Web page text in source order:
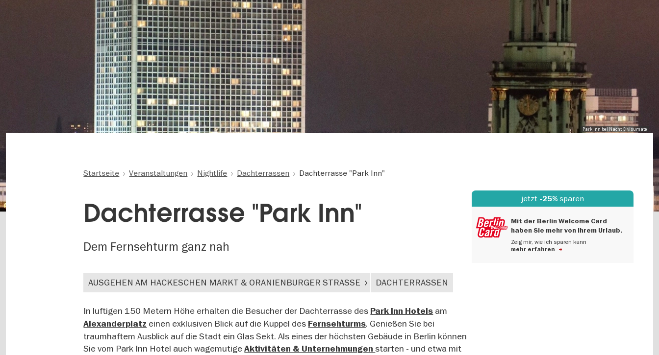
Park Inn bei Nacht © visumate
Startseite Veranstaltungen Nightlife Dachterrassen Dachterrasse "Park Inn"
Dachterrasse "Park Inn"
Dem Fernsehturm ganz nah
jetzt -25% sparen
Mit der Berlin Welcome Card
haben Sie mehr von Ihrem Urlaub.
Zeig mir, wie ich sparen kann
mehr erfahren
AUSGEHEN AM HACKESCHEN MARKT & ORANIENBURGER STRASSE DACHTERRASSEN
In luftigen 150 Metern Höhe erhalten die Besucher der Dachterrasse des Park Inn Hotels am
Alexanderplatz einen exklusiven Blick auf die Kuppel des Fernsehturms. Genießen Sie bei
traumhaftem Ausblick auf die Stadt ein Glas Sekt. Als eines der höchsten Gebäude in Berlin können
Sie vom Park Inn Hotel auch wagemutigeAktivitäten & Unternehmungenstarten - und etwa mit